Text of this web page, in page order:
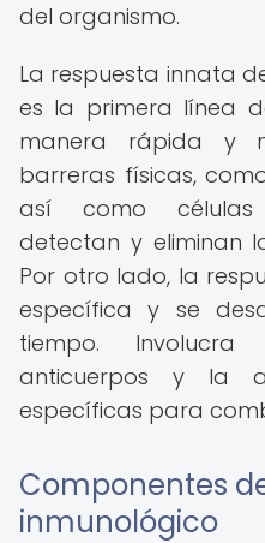
del organismo.
La respuesta innata
es la primera línea
manera rápida y
barreras físicas,
así como células
detectan y eliminan
Por otro lado, la
específica y se
tiempo.
anticuerpos y la
específicas para
Componentes
inmunológico